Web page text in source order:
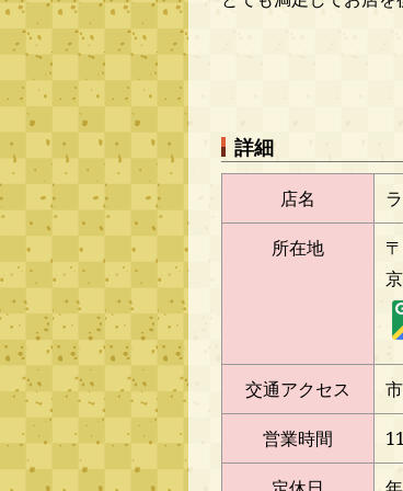
詳細
店名
所在地
交通アクセス
営業時間